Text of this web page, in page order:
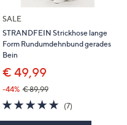
SALE
STRANDFEIN Strickhose lange
Form Rundumdehnbund gerades
Bein
€ 49,99
-44% € 89,99
4.7
von
(7)7